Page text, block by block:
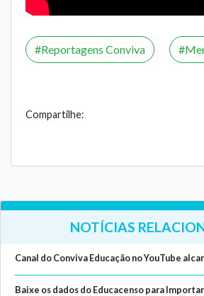
Reportagens Conviva
Compartilhe:
NOTÍCIAS
Canal do Conviva Educação no YouTube
Baixe os dados do Educacenso para